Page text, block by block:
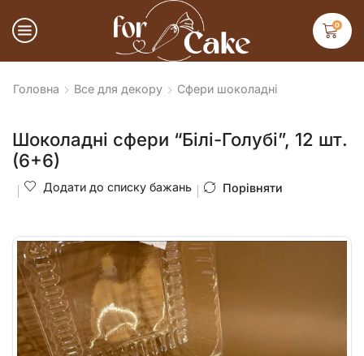
0
Головна Все для декору Сфери шоколадні
Шоколадні сфери “Білі-Голубі”, 12 шт.
(6+6)
Додати до списку бажань Порівняти